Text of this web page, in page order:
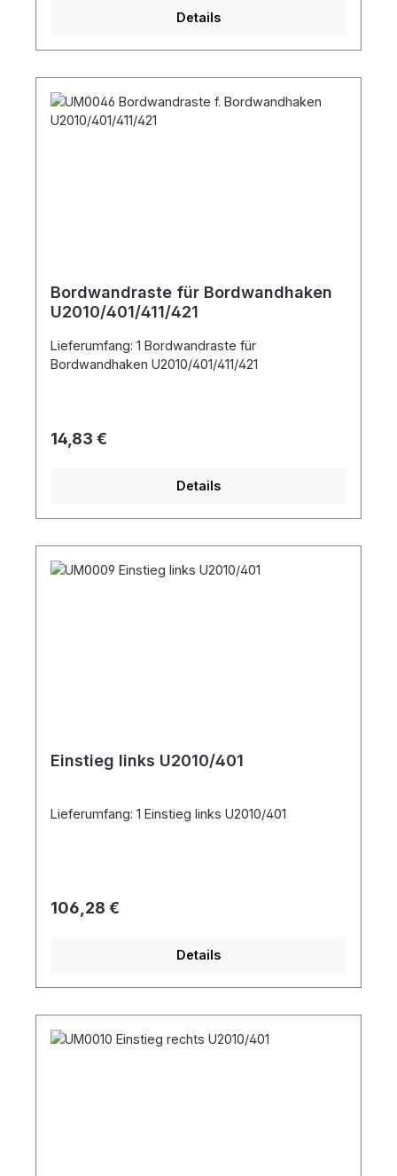
Details
Bordwandraste für Bordwandhaken
U2010/401/411/421
Lieferumfang: 1 Bordwandraste für
Bordwandhaken U2010/401/411/421
Regulärer Preis:
14,83 €
Details
Einstieg links U2010/401
Lieferumfang: 1 Einstieg links U2010/401
Regulärer Preis:
106,28 €
Details